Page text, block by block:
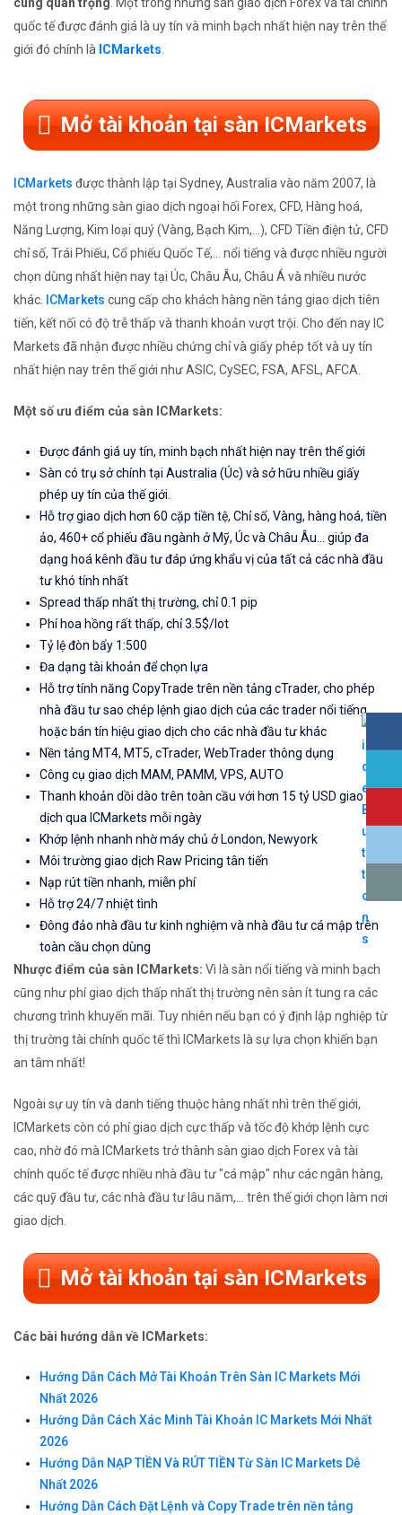
cùng quan trọng . Một trong những sàn giao dịch Forex và tài chính
quốc tế được đánh giá là uy tín và minh bạch nhất hiện nay trên thế
giới đó chính là ICMarkets.
Mở tài khoản tại sàn ICMarkets
ICMarkets được thành lập tại Sydney, Australia vào năm 2007, là
một trong những sàn giao dịch ngoại hối Forex, CFD, Hàng hoá,
Năng Lượng, Kim loại quý (Vàng, Bạch Kim,...), CFD Tiền điện tử, CFD
chỉ số, Trái Phiếu, Cổ phiếu Quốc Tế,... nổi tiếng và được nhiều người
chọn dùng nhất hiện nay tại Úc, Châu Âu, Châu Á và nhiều nước
khác. ICMarkets cung cấp cho khách hàng nền tảng giao dịch tiên
tiến, kết nối có độ trễ thấp và thanh khoản vượt trội. Cho đến nay IC
Markets đã nhận được nhiều chứng chỉ và giấy phép tốt và uy tín
nhất hiện nay trên thế giới như ASIC, CySEC, FSA, AFSL, AFCA.
Một số ưu điểm của sàn ICMarkets:
Được đánh giá uy tín, minh bạch nhất hiện nay trên thế giới
Sàn có trụ sở chính tại Australia (Úc) và sở hữu nhiều giấy
phép uy tín của thế giới.
Hỗ trợ giao dịch hơn 60 cặp tiền tệ, Chỉ số, Vàng, hàng hoá, tiền
ảo, 460+ cổ phiếu đầu ngành ở Mỹ, Úc và Châu Âu... giúp đa
dạng hoá kênh đầu tư đáp ứng khẩu vị của tất cả các nhà đầu
tư khó tính nhất
Spread thấp nhất thị trường, chỉ 0.1 pip
Phí hoa hồng rất thấp, chỉ 3.5$/lot
Tỷ lệ đòn bẩy 1:500
Đa dạng tài khoản để chọn lựa
Hỗ trợ tính năng CopyTrade trên nền tảng cTrader, cho phép
nhà đầu tư sao chép lệnh giao dịch của các trader nổi tiếng
hoặc bán tín hiệu giao dịch cho các nhà đầu tư khác
Nền tảng MT4, MT5, cTrader, WebTrader thông dụng
Công cụ giao dịch MAM, PAMM, VPS, AUTO
Thanh khoản dồi dào trên toàn cầu với hơn 15 tỷ USD giao
dịch qua ICMarkets mỗi ngày
Khớp lệnh nhanh nhờ máy chủ ở London, Newyork
Môi trường giao dịch Raw Pricing tân tiến
Nạp rút tiền nhanh, miễn phí
Hỗ trợ 24/7 nhiệt tình
Đông đảo nhà đầu tư kinh nghiệm và nhà đầu tư cá mập trên
toàn cầu chọn dùng
Nhược điểm của sàn ICMarkets: Vì là sàn nổi tiếng và minh bạch
cũng như phí giao dịch thấp nhất thị trường nên sàn ít tung ra các
chương trình khuyến mãi. Tuy nhiên nếu bạn có ý định lập nghiệp từ
thị trường tài chính quốc tế thì ICMarkets là sự lựa chọn khiến bạn
an tâm nhất!
Ngoài sự uy tín và danh tiếng thuộc hàng nhất nhì trên thế giới,
ICMarkets còn có phí giao dịch cực thấp và tốc độ khớp lệnh cực
cao, nhờ đó mà ICMarkets trở thành sàn giao dịch Forex và tài
chính quốc tế được nhiều nhà đầu tư "cá mập" như các ngân hàng,
các quỹ đầu tư, các nhà đầu tư lâu năm,... trên thế giới chọn làm nơi
giao dịch.
Mở tài khoản tại sàn ICMarkets
Các bài hướng dẫn về ICMarkets:
Hướng Dẫn Cách Mở Tài Khoản Trên Sàn IC Markets Mới
Nhất 2026
Hướng Dẫn Cách Xác Minh Tài Khoản IC Markets Mới Nhất
2026
Hướng Dẫn NẠP TIỀN Và RÚT TIỀN Từ Sàn IC Markets Dễ
Nhất 2026
Hướng Dẫn Cách Đặt Lệnh và Copy Trade trên nền tảng